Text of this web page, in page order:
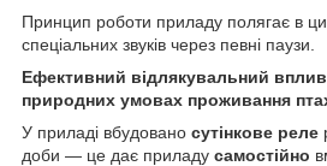
Принцип роботи приладу полягає в
спеціальних звуків через певні паузи.
Ефективний відлякувальний
природних умовах проживання
У приладі вбудовано сутінкове реле
доби — це дає приладу самостійно